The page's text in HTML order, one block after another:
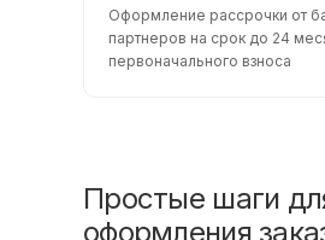
Оформление рассрочки от
партнеров на срок до 24
первоначального взноса
Простые шаги
оформления